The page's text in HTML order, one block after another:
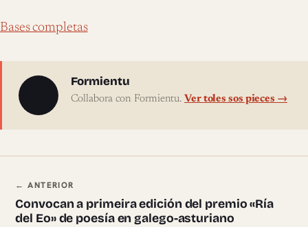
Bases completas
Sobre l'autor
Formientu
Collabora con Formientu. Ver toles sos pieces →
Navegación ente pieces
← ANTERIOR
Convocan a primeira edición del premio «Ría
del Eo» de poesía en galego-asturiano